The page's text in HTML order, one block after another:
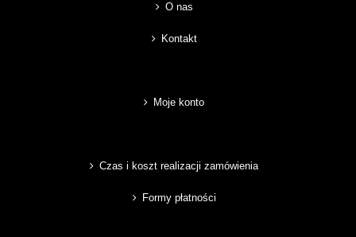
O nas
Kontakt
Moje konto
Czas i koszt realizacji zamówienia
Formy płatności